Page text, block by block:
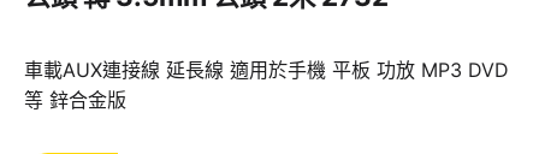
車載AUX連接線 延長線 適用於手機 平板 功放 MP3 DVD
等 鋅合金版